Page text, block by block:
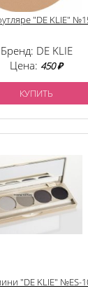
"DE KLIE"
Бренд: DE KLIE
Цена: 450 ₽
КУПИТЬ
"DE KLIE" №ЕS-